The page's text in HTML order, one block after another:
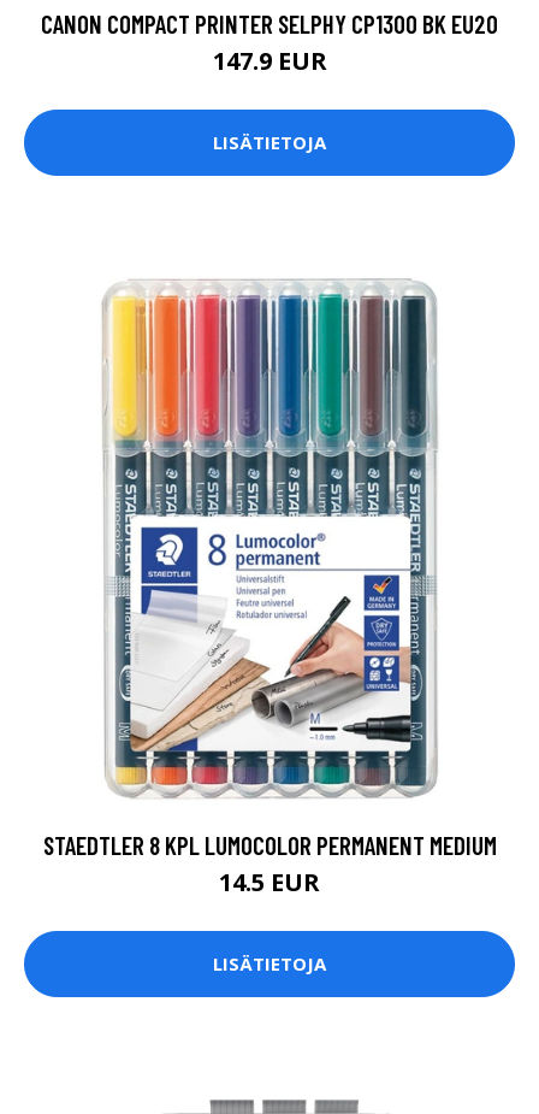
CANON COMPACT PRINTER SELPHY CP1300 BK EU20
147.9 EUR
LISÄTIETOJA
STAEDTLER 8 KPL LUMOCOLOR PERMANENT MEDIUM
14.5 EUR
LISÄTIETOJA